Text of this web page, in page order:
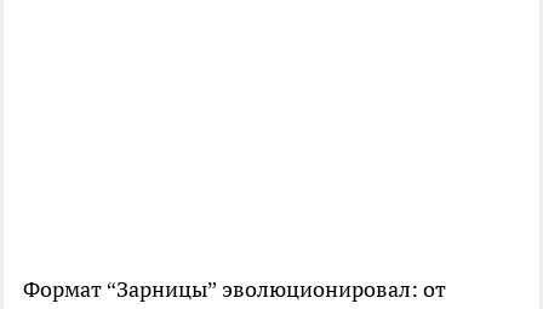
Формат “Зарницы” эволюционировал: от